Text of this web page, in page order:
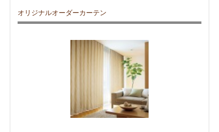
オリジナルオーダーカーテン